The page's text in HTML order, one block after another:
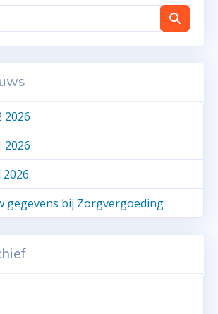
2026
2026
2026
gegevens bij Zorgvergoeding